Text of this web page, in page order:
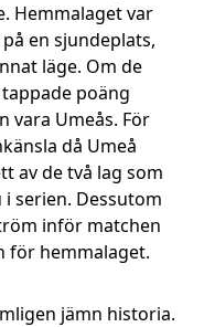
Hemmalaget var
en sjundeplats,
läge. Om de
poäng
vara Umeås. För
då Umeå
av de två lag som
serien. Dessutom
inför matchen
för hemmalaget.
jämn historia.